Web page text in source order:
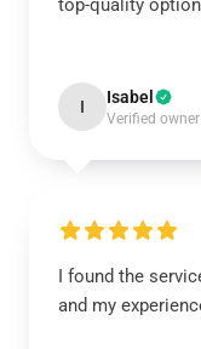
top-quality
I Isabel
Verified owner
I found the
and my